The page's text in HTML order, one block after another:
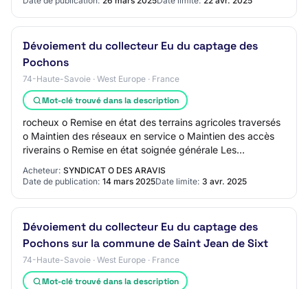
Dévoiement du collecteur Eu du captage des
Pochons
74-Haute-Savoie · West Europe · France
Mot-clé trouvé dans la description
rocheux o Remise en état des terrains agricoles traversés
o Maintien des réseaux en service o Maintien des accès
riverains o Remise en état soignée générale Les
Acheteur: SYNDICAT O DES ARAVIS
Date de publication: 14 mars 2025Date limite: 3 avr. 2025
Dévoiement du collecteur Eu du captage des
Pochons sur la commune de Saint Jean de Sixt
74-Haute-Savoie · West Europe · France
Mot-clé trouvé dans la description